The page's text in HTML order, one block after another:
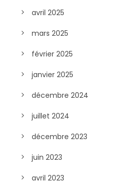
avril 2025
mars 2025
février 2025
janvier 2025
décembre 2024
juillet 2024
décembre 2023
juin 2023
avril 2023